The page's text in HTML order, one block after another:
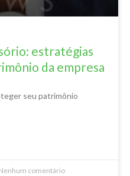
estratégias
da empresa
seu patrimônio
comentário